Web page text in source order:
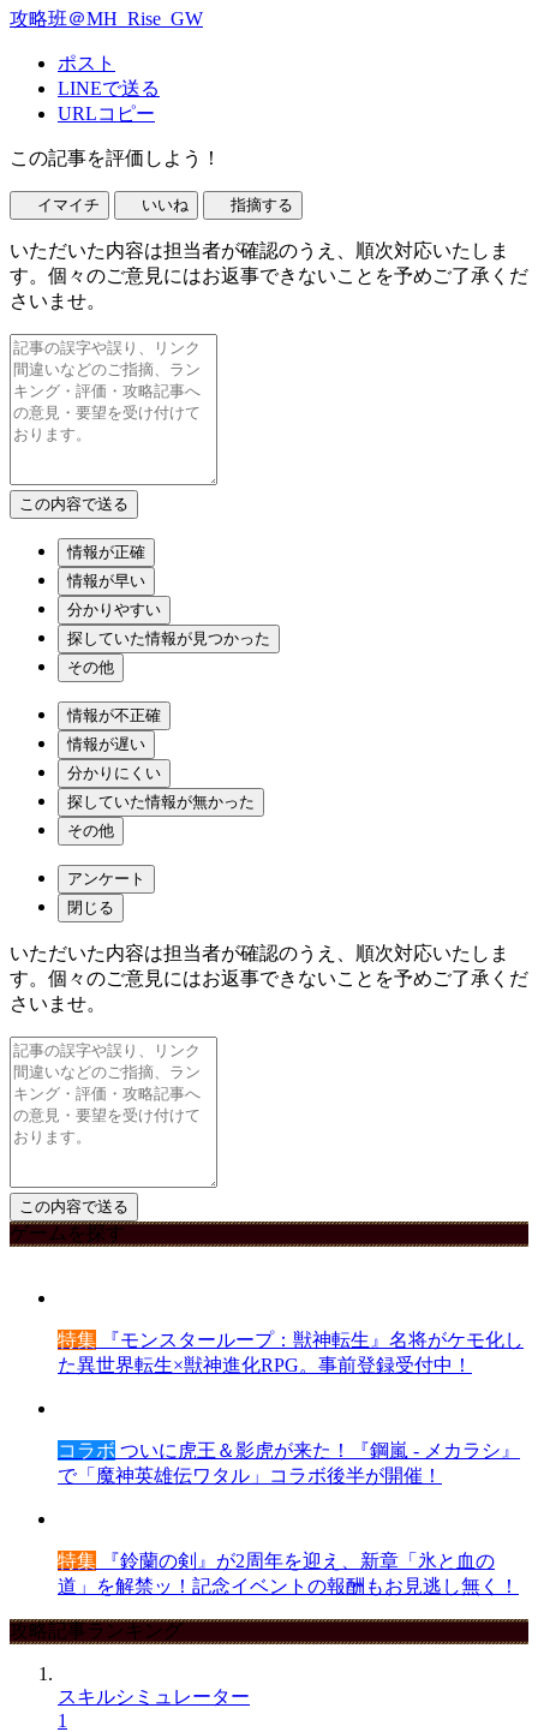
攻略班＠MH_Rise_GW
ポスト
LINEで送る
URLコピー
この記事を評価しよう！
イマイチ いいね 指摘する
いただいた内容は担当者が確認のうえ、順次対応いたしま
す。個々のご意見にはお返事できないことを予めご了承くだ
さいませ。
情報が正確
情報が早い
分かりやすい
探していた情報が見つかった
その他
情報が不正確
情報が遅い
分かりにくい
探していた情報が無かった
その他
アンケート
閉じる
いただいた内容は担当者が確認のうえ、順次対応いたしま
す。個々のご意見にはお返事できないことを予めご了承くだ
さいませ。
ゲームを探す
特集 『モンスターループ：獣神転生』名将がケモ化し
た異世界転生×獣神進化RPG。事前登録受付中！
コラボ ついに虎王＆影虎が来た！『鋼嵐 - メカラシ』
で「魔神英雄伝ワタル」コラボ後半が開催！
特集 『鈴蘭の剣』が2周年を迎え、新章「氷と血の
道」を解禁ッ！記念イベントの報酬もお見逃し無く！
攻略記事ランキング
スキルシミュレーター
1